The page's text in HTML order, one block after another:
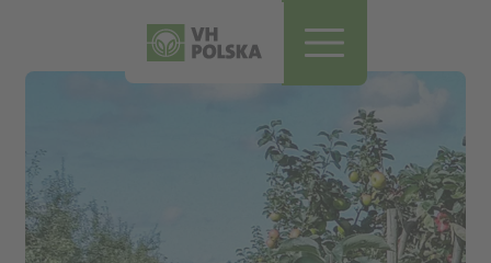
Pomiń i przejdź do treści